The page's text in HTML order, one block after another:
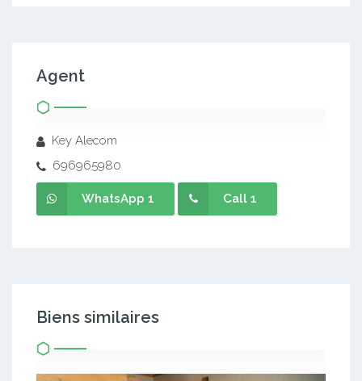
Agent
Key Alecom
696965980
WhatsApp 1 Call 1
Biens similaires